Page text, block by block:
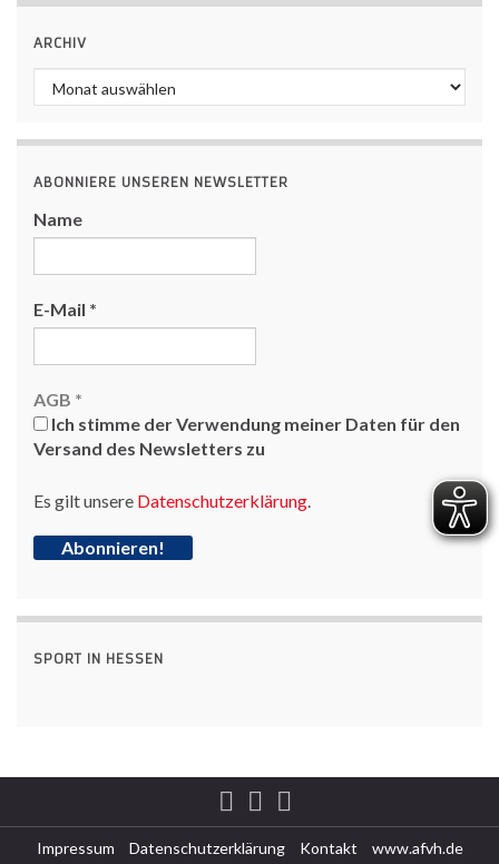
ARCHIV
Archiv
ABONNIERE UNSEREN NEWSLETTER
Name
E-Mail *
AGB *
Ich stimme der Verwendung meiner Daten für den
Versand des Newsletters zu
Es gilt unsere Datenschutzerklärung.
SPORT IN HESSEN
Impressum Datenschutzerklärung Kontakt www.afvh.de